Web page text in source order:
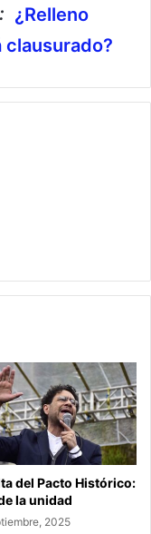
¿Relleno
clausurado?
del Pacto Histórico:
la unidad
2025